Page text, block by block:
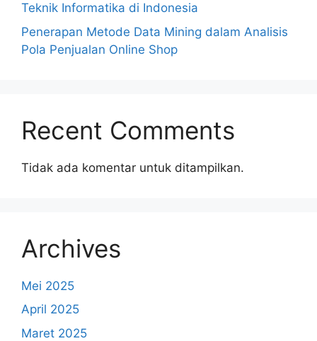
Teknik Informatika di Indonesia
Penerapan Metode Data Mining dalam Analisis
Pola Penjualan Online Shop
Recent Comments
Tidak ada komentar untuk ditampilkan.
Archives
Mei 2025
April 2025
Maret 2025